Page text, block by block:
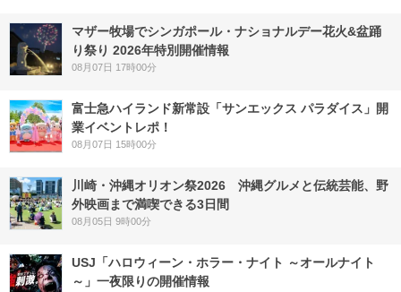
マザー牧場でシンガポール・ナショナルデー花火&盆踊
り祭り 2026年特別開催情報
08月07日 17時00分
富士急ハイランド新常設「サンエックス パラダイス」開
業イベントレポ！
08月07日 15時00分
川崎・沖縄オリオン祭2026 沖縄グルメと伝統芸能、野
外映画まで満喫できる3日間
08月05日 9時00分
USJ「ハロウィーン・ホラー・ナイト ～オールナイト
～」一夜限りの開催情報